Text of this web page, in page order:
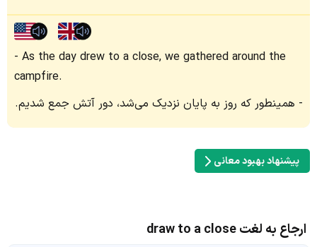
As the day drew to a close, we gathered around the
campfire.
همینطور که روز به پایان نزدیک می‌شد، دور آتش جمع شدیم.
پیشنهاد بهبود معانی
ارجاع به لغت draw to a close